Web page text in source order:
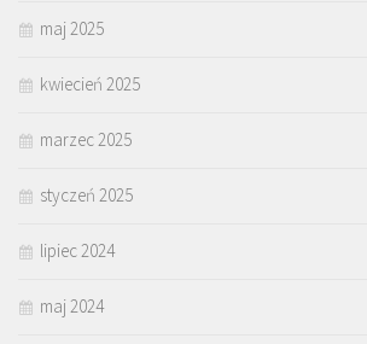
maj 2025
kwiecień 2025
marzec 2025
styczeń 2025
lipiec 2024
maj 2024